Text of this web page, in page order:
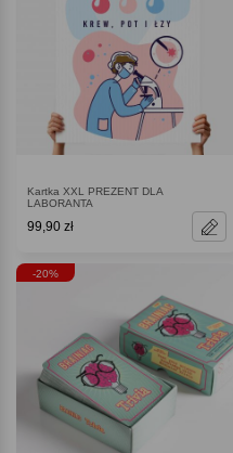
Kartka XXL PREZENT DLA
LABORANTA
99,90 zł
-20%